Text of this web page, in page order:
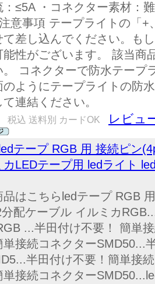
：≤5A ・コネクター素材：
意事項 テープライトの「+
て差し込んでください。も
能性がございます。 該当商
。 コネクターで防水テープ
のようにテープライトの防
連結ください。
税込 送料別 カードOK レビュ
ledテープ RGB 用 接続ピン
カLEDテープ用 ledライト
品はこちらledテープ RGB
配ケーブル イルミカ
...半田付け不要！ 簡単
単接続コネクターSMD50...
半田付け不要！簡単接
単接続コネクター